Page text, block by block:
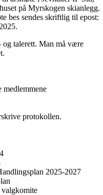
på Myrskogen skianlegg.
bes sendes skriftlig til epost:
og talerett. Man må være
medlemmene
protokollen.
2025-2027